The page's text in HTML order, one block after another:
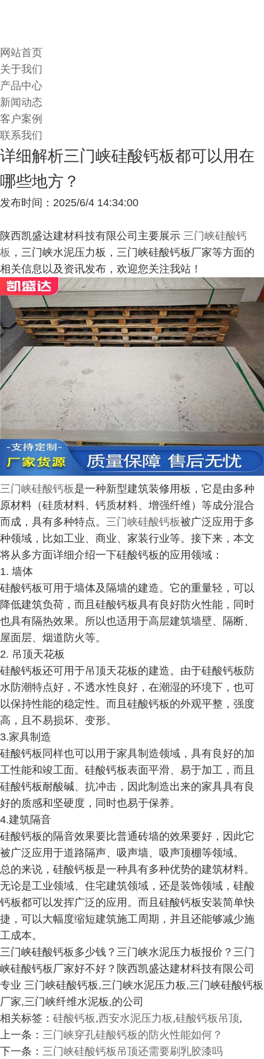
网站首页
关于我们
产品中心
新闻动态
客户案例
联系我们
详细解析三门峡硅酸钙板都可以用在
哪些地方？
发布时间：2025/6/4 14:34:00
陕西凯盛达建材科技有限公司主要展示 三门峡硅酸钙
板 ，三门峡水泥压力板，三门峡硅酸钙板厂家等方面的
相关信息以及资讯发布，欢迎您关注我站！
三门峡硅酸钙板是一种新型建筑装修用板，它是由多种
原材料（硅质材料、钙质材料、增强纤维）等成分混合
而成，具有多种特点。 三门峡硅酸钙板被广泛应用于多
种领域，比如工业、商业、家装行业等。接下来，本文
将从多方面详细介绍一下硅酸钙板的应用领域：
1. 墙体
硅酸钙板可用于墙体及隔墙的建造。它的重量轻，可以
降低建筑负荷，而且硅酸钙板具有良好防火性能，同时
也具有隔热效果。所以也适用于高层建筑墙壁、隔断、
屋面层、烟道防火等。
2. 吊顶天花板
硅酸钙板还可用于吊顶天花板的建造。由于硅酸钙板防
水防潮特点好，不透水性良好，在潮湿的环境下，也可
以保持性能的稳定性。而且硅酸钙板的外观平整，强度
高，且不易损坏、变形。
3.家具制造
硅酸钙板同样也可以用于家具制造领域，具有良好的加
工性能和竣工面。硅酸钙板表面平滑、易于加工，而且
硅酸钙板耐酸碱、抗冲击，因此制造出来的家具具有良
好的质感和坚硬度，同时也易于保养。
4.建筑隔音
硅酸钙板的隔音效果要比普通砖墙的效果要好，因此它
被广泛应用于道路隔声、吸声墙、吸声顶棚等领域。
总的来说，硅酸钙板是一种具有多种优势的建筑材料。
无论是工业领域、住宅建筑领域，还是装饰领域，硅酸
钙板都可以发挥广泛的应用。而且硅酸钙板安装简单快
捷，可以大幅度缩短建筑施工周期，并且还能够减少施
工成本。
三门峡硅酸钙板多少钱？三门峡水泥压力板报价？三门
峡硅酸钙板厂家好不好？陕西凯盛达建材科技有限公司
专业 三门峡硅酸钙板,三门峡水泥压力板,三门峡硅酸钙板
厂家,三门峡纤维水泥板,的公司
相关标签： 硅酸钙板,西安水泥压力板,硅酸钙板吊顶,
上一条： 三门峡穿孔硅酸钙板的防火性能如何？
下一条： 三门峡硅酸钙板吊顶还需要刷乳胶漆吗